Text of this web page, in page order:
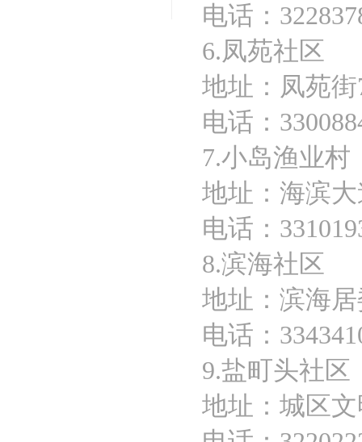
电话：
6.凤苑社区
地址：凤苑街
电话：
7.小岛渔业村
地址：海滨
电话：
8.滨海社区
地址：滨海
电话：
9.盐町头社区
地址：城区